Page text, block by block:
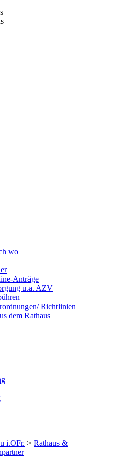
wo
Anträge
u.a. AZV
Richtlinien
dem Rathaus
i.OFr. > Rathaus &